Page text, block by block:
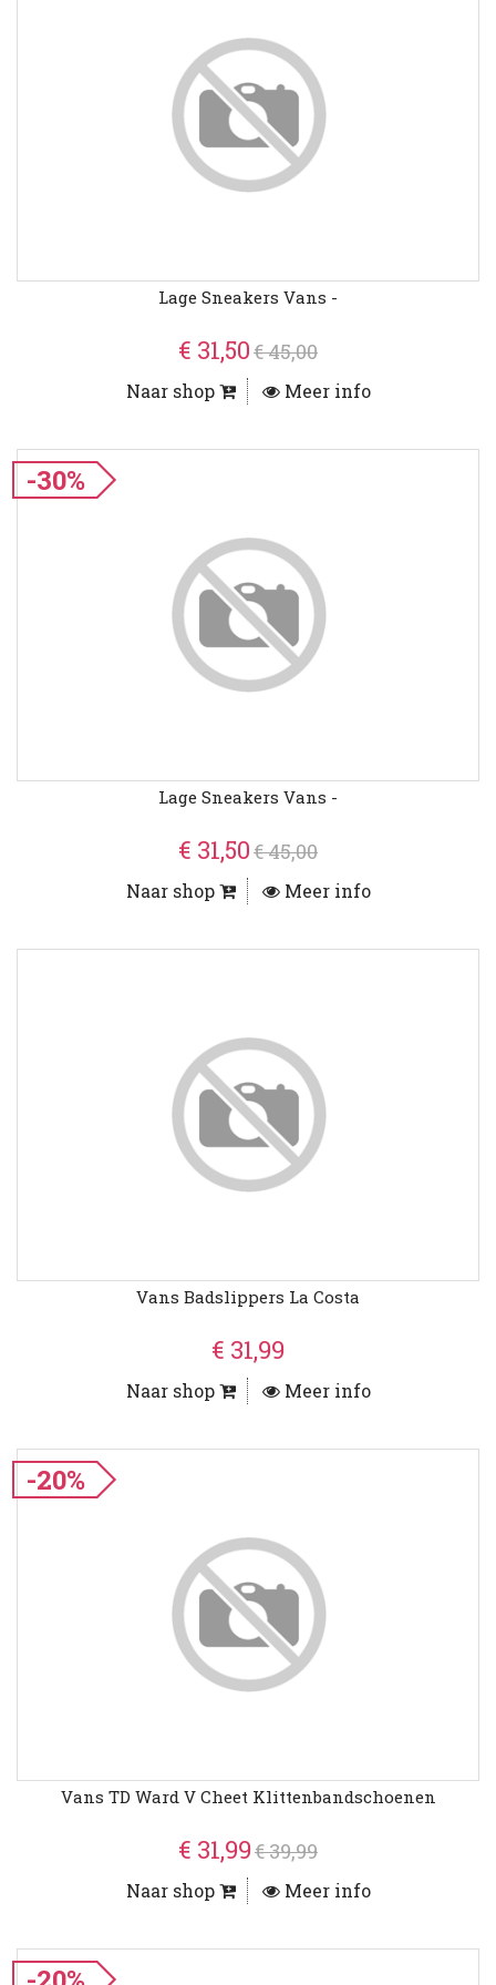
Lage Sneakers Vans -
€ 31,50€ 45,00
Naar shop Meer info
-30%
Lage Sneakers Vans -
€ 31,50€ 45,00
Naar shop Meer info
Vans Badslippers La Costa
€ 31,99
Naar shop Meer info
-20%
Vans TD Ward V Cheet Klittenbandschoenen
€ 31,99€ 39,99
Naar shop Meer info